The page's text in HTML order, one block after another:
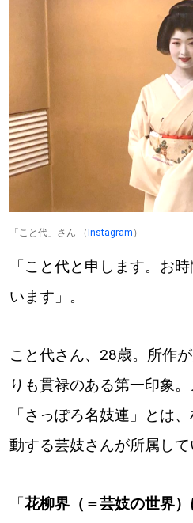
閉じ
「こと代」さん （Instagram ）
「こと代と申します。お
います」。
こと代さん、28歳。所作
りも貫禄のある第一印象
「さっぽろ名妓連」とは
動する芸妓さんが所属して
「花柳界（＝芸妓の世界